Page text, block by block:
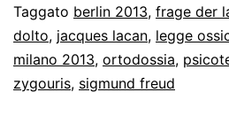
Taggato berlin 2013, frage der
dolto, jacques lacan, legge
milano 2013, ortodossia,
zygouris, sigmund freud